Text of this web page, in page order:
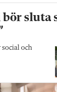
bör sluta
social och